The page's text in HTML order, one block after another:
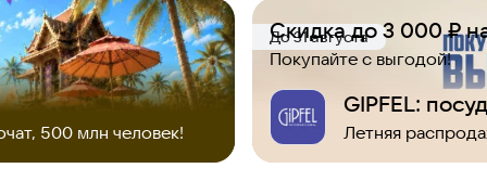
500 млн человек!
До 31 августа
Скидка до 3 000 ₽
Покупайте с выгодой!
GIPFEL: